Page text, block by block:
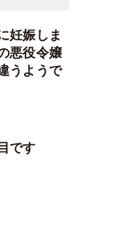
妊娠しま
悪役令嬢
うようで
です